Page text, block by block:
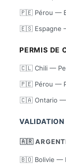
🇵🇪 Pérou —
🇪🇸 Espagne
PERMIS DE
🇨🇱 Chili —
🇵🇪 Pérou —
🇨🇦 Ontario —
🇦🇷
🇧🇴 Bolivie —